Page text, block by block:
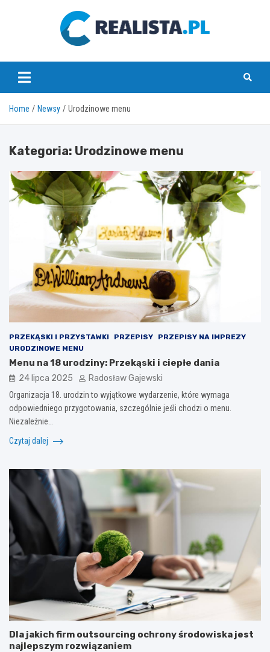
realista.pl
Home Newsy Urodzinowe menu
Kategoria: Urodzinowe menu
PRZEKĄSKI I PRZYSTAWKI PRZEPISY
PRZEPISY NA IMPREZY
URODZINOWE MENU
Menu na 18 urodziny: Przekąski i ciepłe dania
24 lipca 2025 Radosław Gajewski
Organizacja 18. urodzin to wyjątkowe wydarzenie, które wymaga
odpowiedniego przygotowania, szczególnie jeśli chodzi o menu.
Niezależnie…
Czytaj dalej
Dla jakich firm outsourcing ochrony środowiska jest
najlepszym rozwiązaniem